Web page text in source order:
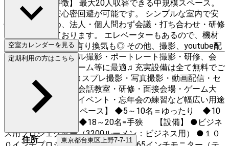
コロナ禍でも安心密回避が可能です。 シンプルな室内で安
価な価格のため、法人・個人問わず会議・打ち合わせ・研修
利用で使われております。 エレベーターもあるので、機材
運びも簡単♫ 窓も有り換気も◎ その他、撮影、youtube配
信、動画配信、モデル撮影・ポートレート撮影・研修、会
議・面接・ボードゲーム等に最適♫ 充実設備は全て無料でご
利用可！ 【用途】 コスプレ撮影・写真撮影・動画配信・セ
ミナー・学習塾・英会話教室・研修・面接会場・ゲーム大
会・物販・展示会・イベント・忘年会の練習など幅広い用途
でご利用可能。 【スペース】 ◆5～10名＝ゆったり ◆10
～18名＝ちょうど ◆18～20名=手狭 【設備】 ●ビジネ
ス用プロジェクター（3200ルーメン：ビジネス用） ●１０
空室カレンダーを見る
定期利用の方はこちら
住所 東京都台東区上野7-7-11